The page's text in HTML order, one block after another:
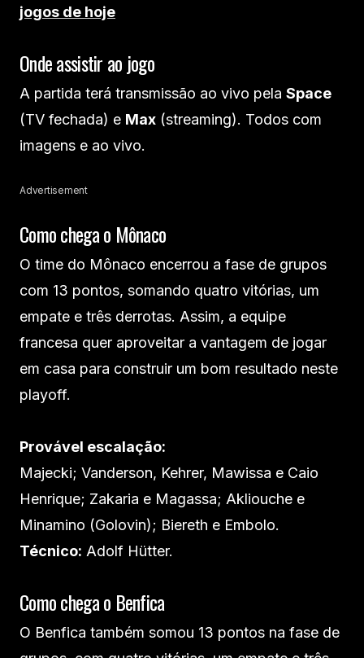
jogos de hoje
Onde assistir ao jogo
A partida terá transmissão ao vivo pela Space
(TV fechada) e Max (streaming). Todos com
imagens e ao vivo.
Advertisement
Como chega o Mônaco
O time do Mônaco encerrou a fase de grupos
com 13 pontos, somando quatro vitórias, um
empate e três derrotas. Assim, a equipe
francesa quer aproveitar a vantagem de jogar
em casa para construir um bom resultado neste
playoff.
Provável escalação:
Majecki; Vanderson, Kehrer, Mawissa e Caio
Henrique; Zakaria e Magassa; Akliouche e
Minamino (Golovin); Biereth e Embolo.
Técnico: Adolf Hütter.
Como chega o Benfica
O Benfica também somou 13 pontos na fase de